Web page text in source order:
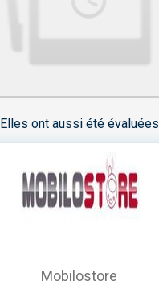
Elles ont aussi été évaluées
Mobilostore